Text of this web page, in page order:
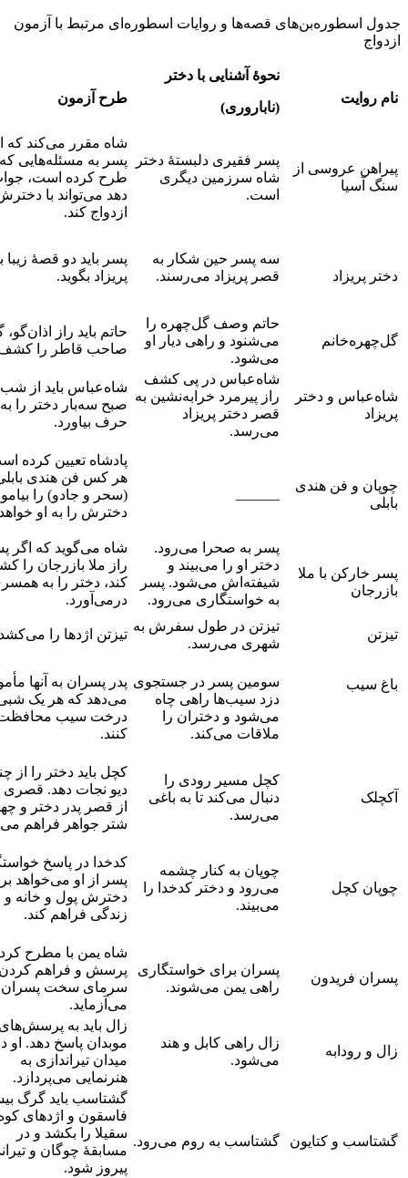
جدول اسطوره‌بن‌های قصه‌ها و روایات اسطوره‌ای مرتبط با آزمون
ازدواج
نام روایت
نحوۀ آشنایی با دختر
(ناباروری)
طرح آزمون
پیراهن عروسی از
سنگ آسیا
پسر فقیری دلبستۀ دختر
شاه سرزمین دیگری
است.
شاه مقرر می‌کند که
پسر به مسئله‌هایی
طرح کرده است،
دهد می‌تواند با
ازدواج کند.
دختر پریزاد
سه پسر حین شکار به
قصر پریزاد می‌رسند.
پسر باید دو قصۀ زیبا
پریزاد بگوید.
گل‌چهره‌خانم
حاتم وصف گل‌چهره را
می‌شنود و راهی دیار او
می‌شود.
حاتم باید راز اذان‌گو،
صاحب قاطر را کشف
شاه‌عباس و دختر
پریزاد
شاه‌عباس در پی کشف
راز پیرمرد خرابه‌نشین به
قصر دختر پریزاد
می‌رسد.
شاه‌عباس باید از شب
صبح سه‌بار دختر را به
حرف بیاورد.
چوپان و فن هندی
بابلی
پادشاه تعیین کرده
هر کس فن هندی
(سحر و جادو) را
دخترش را به او
پسر خارکن با ملا
بازرجان
پسر به صحرا می‌رود.
دختر او را می‌بیند و
شیفته‌اش می‌شود. پسر
به خواستگاری می‌رود.
شاه می‌گوید که اگر
راز ملا بازرجان را
کند، دختر را به
درمی‌آورد.
تیزتن
تیزتن در طول سفرش به
شهری می‌رسد.
تیزتن اژدها را
باغ سیب
سومین پسر در جستجوی
دزد سیب‌ها راهی چاه
می‌شود و دختران را
ملاقات می‌کند.
پدر پسران به آنها
می‌دهد که هر یک
درخت سیب
کنند.
آکچلک
کچل مسیر رودی را
دنبال می‌کند تا به باغی
می‌رسد.
کچل باید دختر را از
دیو نجات دهد. قصری
از قصر پدر دختر و
شتر جواهر فراهم
چوپان کچل
چوپان به کنار چشمه
می‌رود و دختر کدخدا را
می‌بیند.
کدخدا در پاسخ
پسر از او می‌خواهد
دخترش پول و خانه و
زندگی فراهم کند.
پسران فریدون
پسران برای خواستگاری
راهی یمن می‌شوند.
شاه یمن با مطرح
پرسش و فراهم کردن
سرمای سخت پسران
می‌آزماید.
زال و رودابه
زال راهی کابل و هند
می‌شود.
زال باید به
موبدان پاسخ دهد. او
میدان تیراندازی به
هنرنمایی می‌پردازد.
گشتاسب و کتایون گشتاسب به روم می‌رود.
گشتاسب باید گرگ
فاسقون و اژدهای
سقیلا را بکشد و در
مسابقۀ چوگان و
پیروز شود.